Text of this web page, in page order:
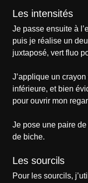
Les intensités
Je passe ensuite à
puis je réalise un
juxtaposé, vert fluo
J’applique un
inférieure, et bien
pour ouvrir mon
Je pose une paire
de biche.
Les sourcils
Pour les sourcils,